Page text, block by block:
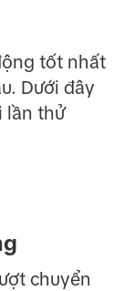
tốt nhất
Dưới đây
lần thử
chuyển